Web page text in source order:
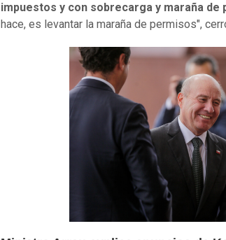
impuestos y con sobrecarga y maraña de
hace, es levantar la maraña de permisos",